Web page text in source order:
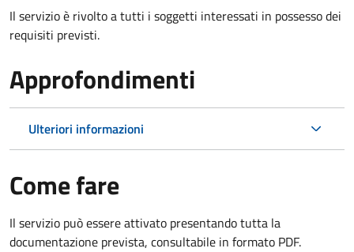
Il servizio è rivolto a tutti i soggetti interessati in possesso dei
requisiti previsti.
Approfondimenti
Ulteriori informazioni
Come fare
Il servizio può essere attivato presentando tutta la
documentazione prevista, consultabile in formato PDF.